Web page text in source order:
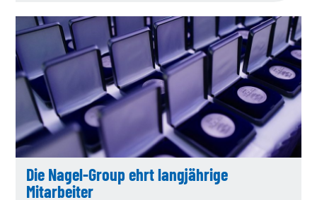
Die Nagel-Group ehrt langjährige
Mitarbeiter